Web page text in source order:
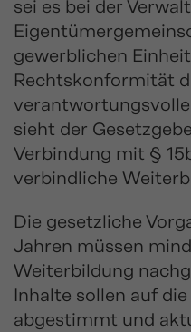
sei es bei der
gewerblichen
Rechtskonformität
sieht der
Verbindung mit §
verbindliche
Die gesetzliche
Jahren müssen
Weiterbildung
Inhalte sollen auf
abgestimmt und